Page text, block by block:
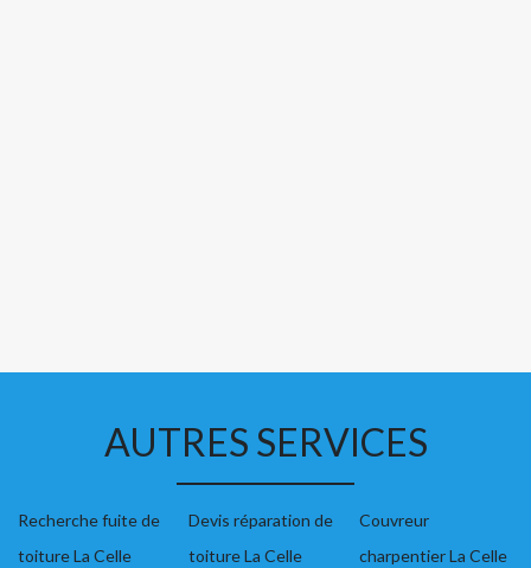
AUTRES SERVICES
Recherche fuite de
toiture La Celle
Devis réparation de
toiture La Celle
Couvreur
charpentier La Celle